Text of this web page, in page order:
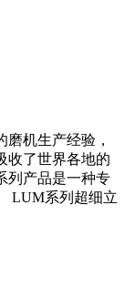
机生产经验，
收了世界各地的
列产品是一种专
LUM系列超细立